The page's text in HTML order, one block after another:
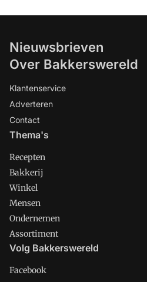
Nieuwsbrieven
Over Bakkerswereld
Klantenservice
Adverteren
Contact
Thema's
Recepten
Bakkerij
Winkel
Mensen
Ondernemen
Assortiment
Volg Bakkerswereld
Facebook